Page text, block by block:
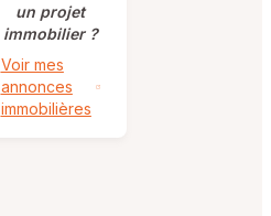
un projet
immobilier ?
Voir mes
annonces
immobilières